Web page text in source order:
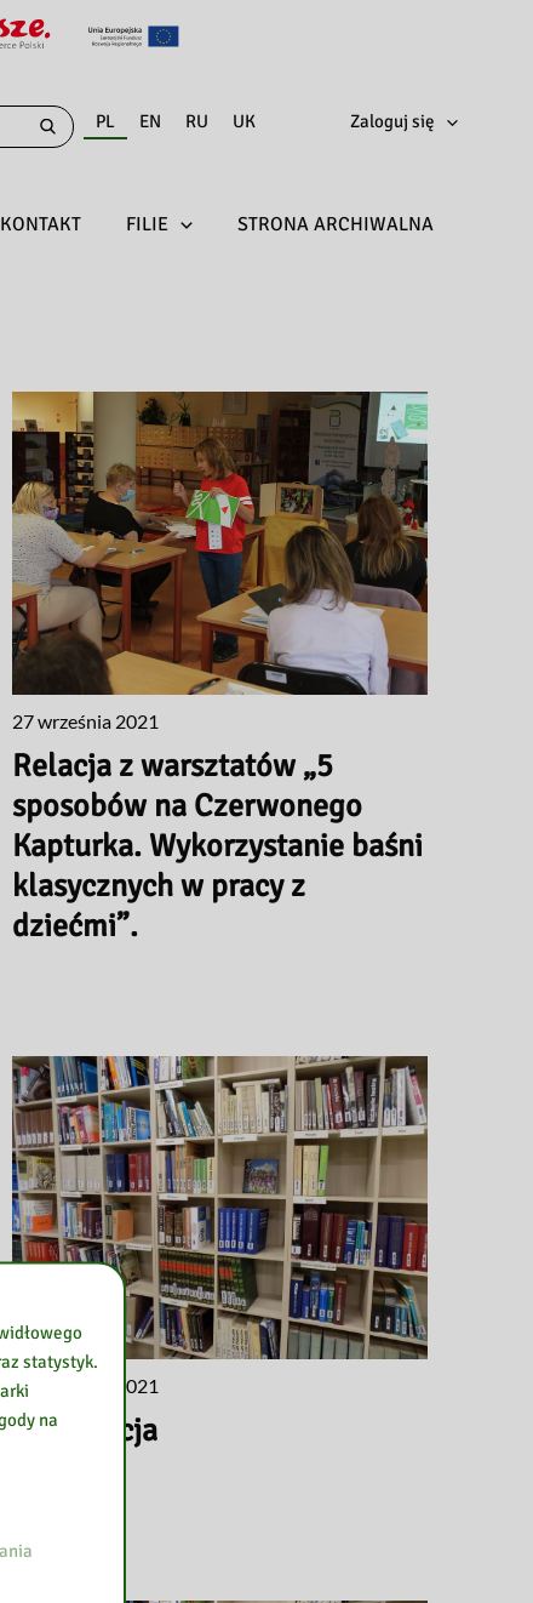
PL EN RU UK Zaloguj się
KONTAKT FILIE STRONA ARCHIWALNA
27 września 2021
Relacja z warsztatów „5
sposobów na Czerwonego
Kapturka. Wykorzystanie baśni
klasycznych w pracy z
dziećmi”.
10 września 2021
Informacja
statystyk.
na